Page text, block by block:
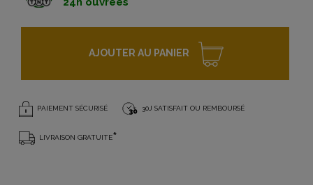
AJOUTER AU PANIER
PAIEMENT SÉCURISÉ 30J SATISFAIT OU REMBOURSÉ
LIVRAISON GRATUITE*